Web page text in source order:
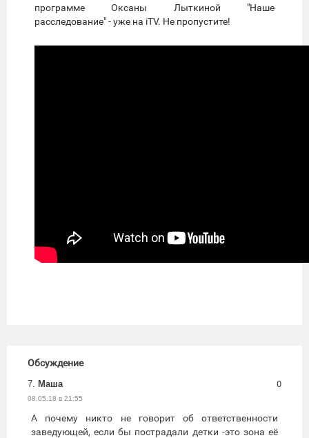
программе Оксаны Лыткиной "Наше
расследование" - уже на iTV. Не пропустите!
Обсуждение
7. Маша
08.05.18 в 21:55
0
А почему никто не говорит об ответственности
заведующей, если бы пострадали детки -это зона её